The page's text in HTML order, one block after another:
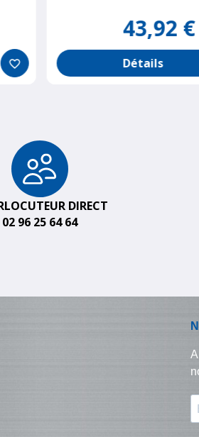
favorite_border
43,92 €
Détails
DIRECT
02 96 25 64 64